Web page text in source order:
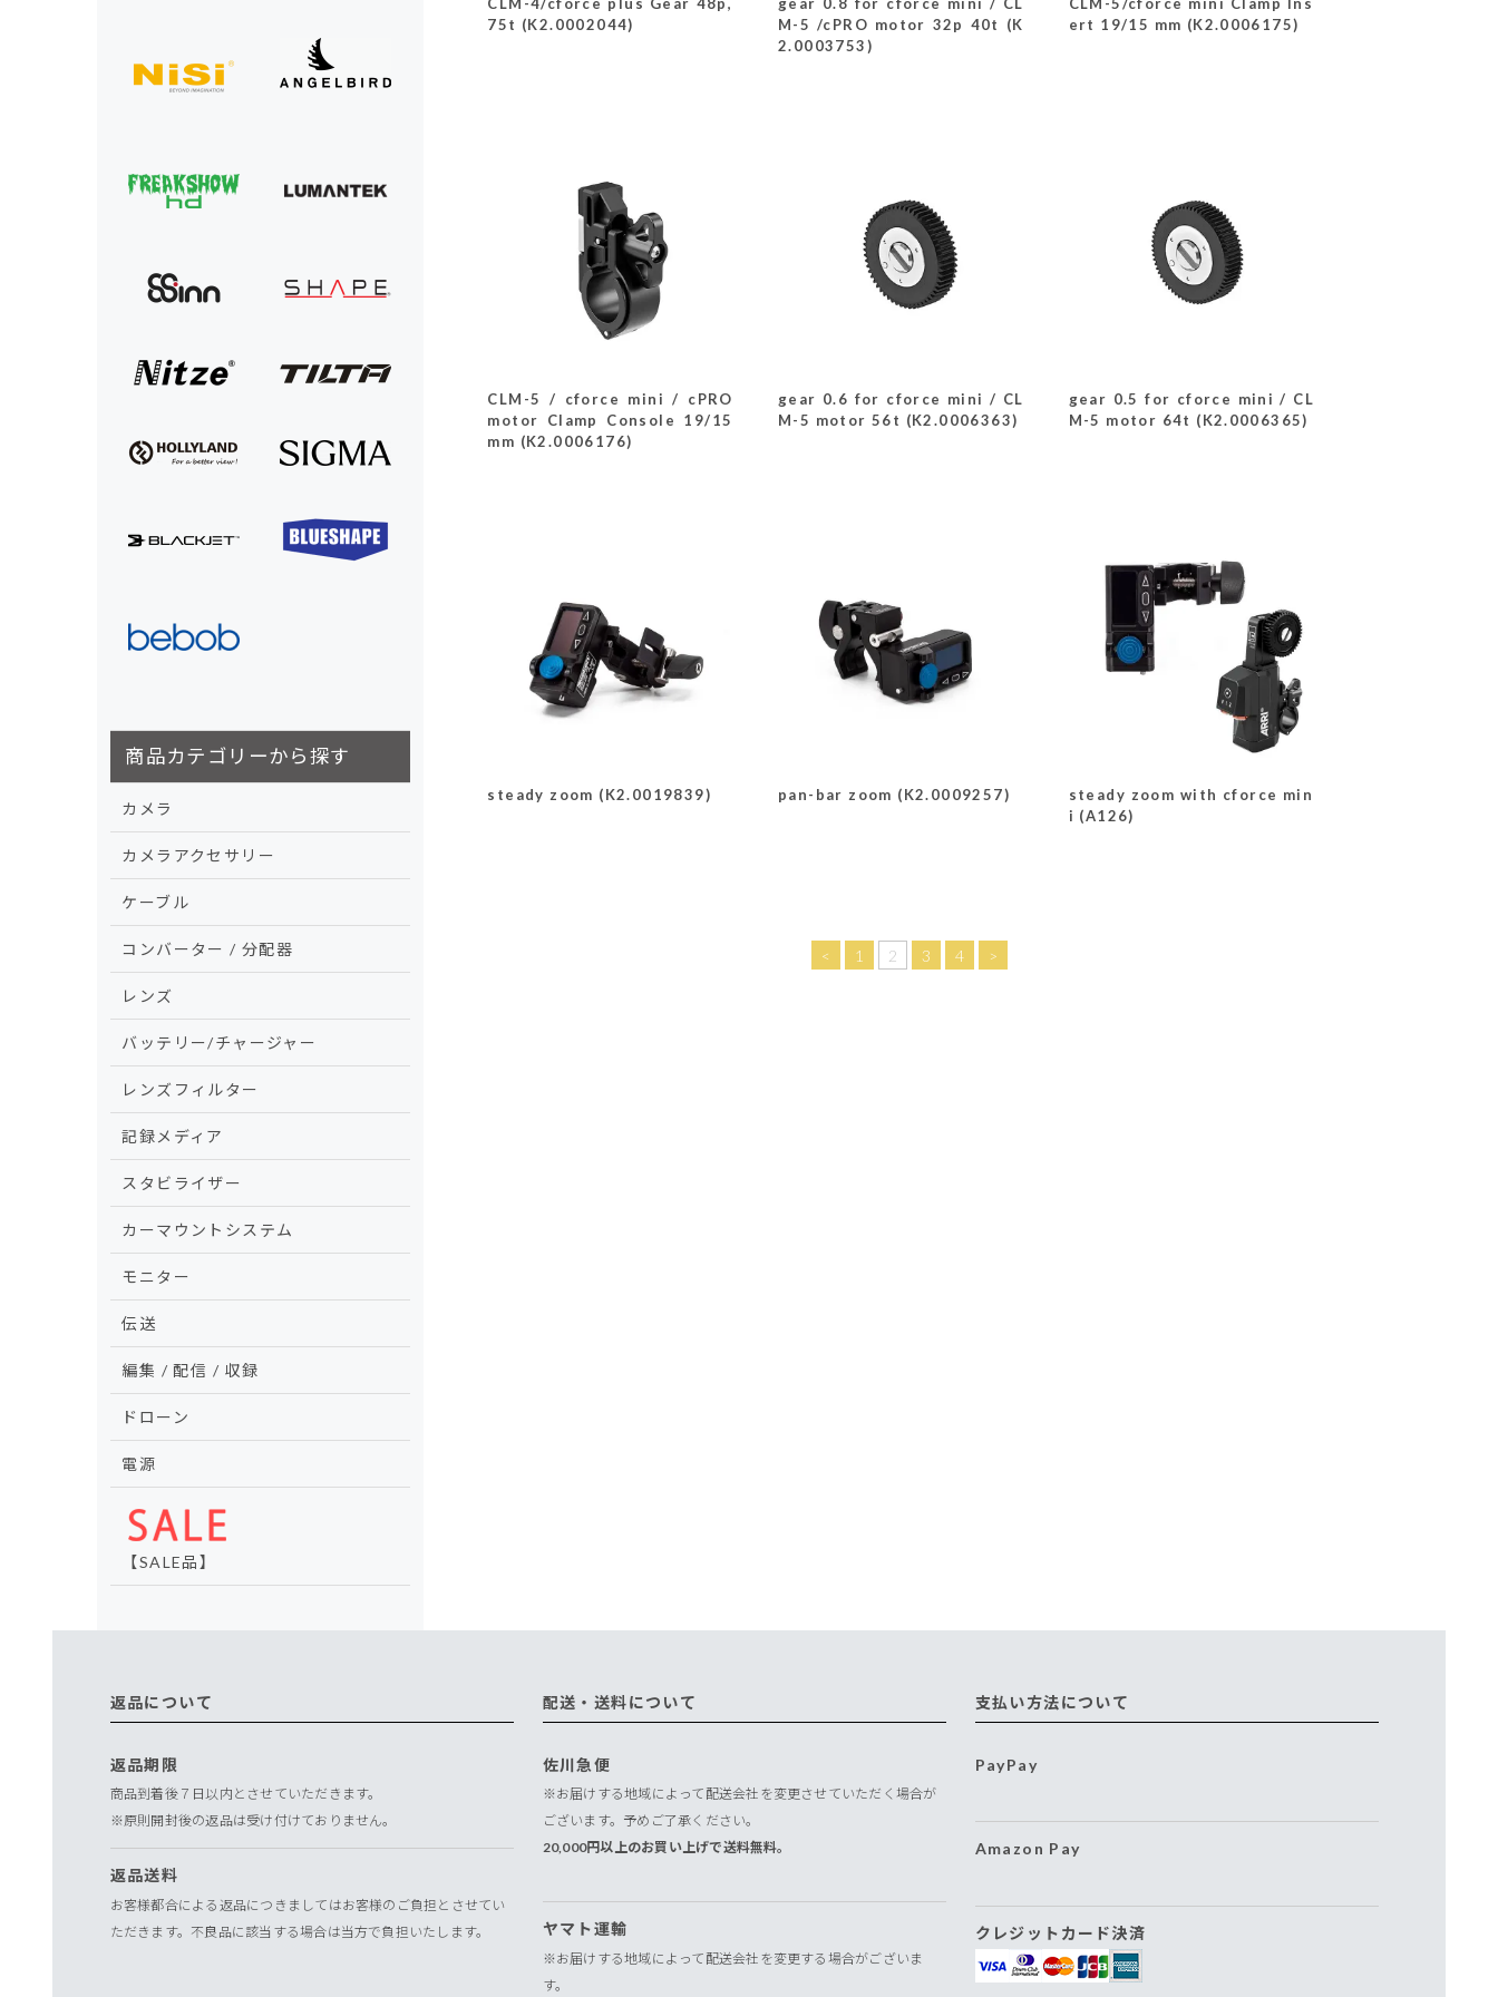
75t (K2.0002044)
M-5 /cPRO motor 32p 40t (K
2.0003753)
ert 19/15 mm (K2.0006175)
CLM-5 / cforce mini / cPRO
motor Clamp Console 19/15
mm (K2.0006176)
gear 0.6 for cforce mini / CL
M-5 motor 56t (K2.0006363)
gear 0.5 for cforce mini / CL
M-5 motor 64t (K2.0006365)
steady zoom (K2.0019839) pan-bar zoom (K2.0009257)
steady zoom with cforce min
i (A126)
< 1 2 3 4 >
商品カテゴリーから探す
カメラ
カメラアクセサリー
ケーブル
コンバーター / 分配器
レンズ
バッテリー/チャージャー
レンズフィルター
記録メディア
スタビライザー
カーマウントシステム
モニター
伝送
編集 / 配信 / 収録
ドローン
電源
【SALE品】
返品について
返品期限
商品到着後７日以内とさせていただきます。
※原則開封後の返品は受け付けておりません。
返品送料
お客様都合による返品につきましてはお客様のご負担とさせてい
ただきます。不良品に該当する場合は当方で負担いたします。
配送・送料について
佐川急便
※お届けする地域によって配送会社を変更させていただく場合が
ございます。予めご了承ください。
20,000円以上のお買い上げで送料無料。
ヤマト運輸
※お届けする地域によって配送会社を変更する場合がございま
す。
支払い方法について
PayPay
Amazon Pay
クレジットカード決済